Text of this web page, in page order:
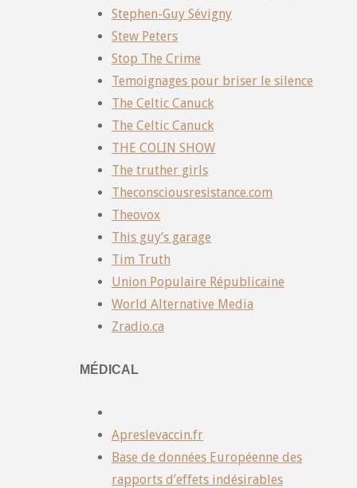
Stephen-Guy Sévigny
Stew Peters
Stop The Crime
Temoignages pour briser le silence
The Celtic Canuck
The Celtic Canuck
THE COLIN SHOW
The truther girls
Theconsciousresistance.com
Theovox
This guy’s garage
Tim Truth
Union Populaire Républicaine
World Alternative Media
Zradio.ca
MÉDICAL
Apreslevaccin.fr
Base de données Européenne des
rapports d’effets indésirables